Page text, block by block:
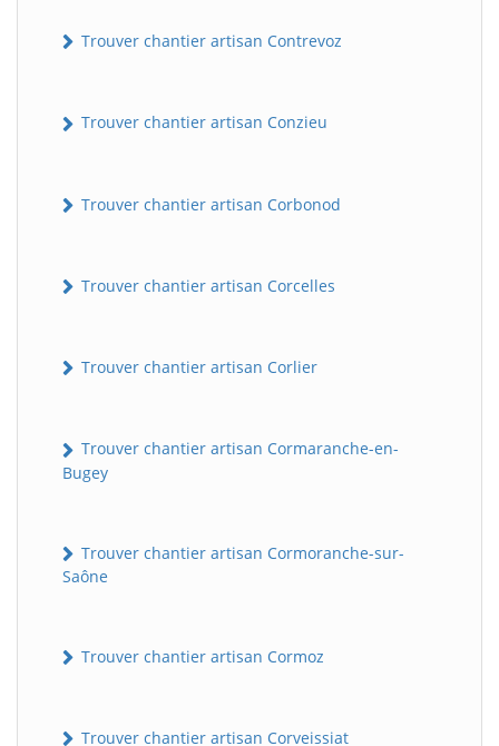
Trouver chantier artisan Contrevoz
Trouver chantier artisan Conzieu
Trouver chantier artisan Corbonod
Trouver chantier artisan Corcelles
Trouver chantier artisan Corlier
Trouver chantier artisan Cormaranche-en-
Bugey
Trouver chantier artisan Cormoranche-sur-
Saône
Trouver chantier artisan Cormoz
Trouver chantier artisan Corveissiat
BatiWebPro